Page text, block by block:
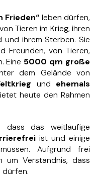
Frieden“ leben dürfen,
Tieren im Krieg, ihren
und ihrem Sterben. Sie
Freunden, von Tieren,
Eine 5000 qm große
dem Gelände von
und ehemals
heute den Rahmen
dass das weitläufige
ist und einige
Aufgrund frei
um Verständnis, dass